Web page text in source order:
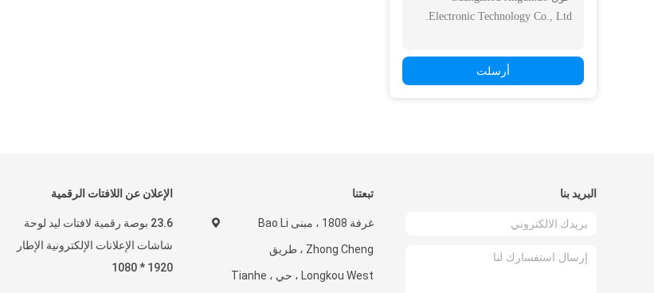
أرسلت
الإعلان عن اللافتات الرقمية
23.6 بوصة رقمية لافتات ليد لوحة
شاشات الإعلانات الإلكترونية الإطار
1920 * 1080
تبعتنا
غرفة 1808 ، مبنى Bao Li
Zhong Cheng ، طريق
Longkou West ، حي Tianhe ،
البريد بنا